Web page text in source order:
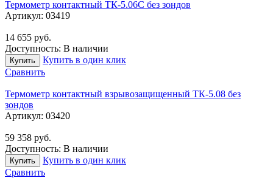
Термометр контактный ТК-5.06C без зондов
Артикул: 03419
14 655 руб.
Доступность: В наличии
Купить
Купить в один клик
Сравнить
Термометр контактный взрывозащищенный ТК-5.08 без
зондов
Артикул: 03420
59 358 руб.
Доступность: В наличии
Купить
Купить в один клик
Сравнить